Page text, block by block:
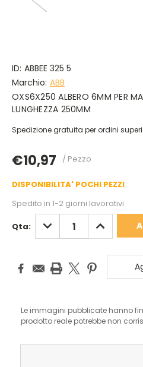
ID: ABBEE 325 5
Marchio: ABB
OXS6X250 ALBERO 6MM PER
LUNGHEZZA 250MM
Spedizione gratuita per ordini
€10,97 / Pezzo
DISPONIBILITA' POCHI PEZZI
Spedito in 1-2 giorni lavorativi
Qta: DIMINUISCI
QUANTITÀ:
AUMENTA
QUANTITÀ:
Le immagini pubblicate hanno
prodotto reale potrebbe non